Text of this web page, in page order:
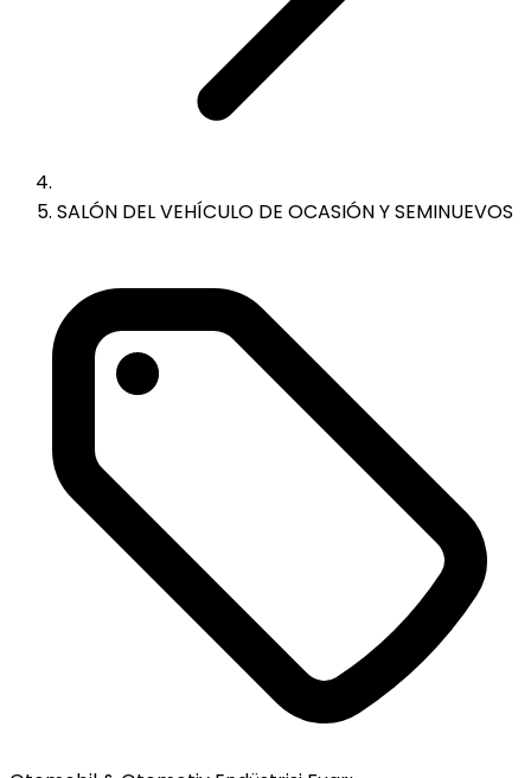
SALÓN DEL VEHÍCULO DE OCASIÓN Y SEMINUEVOS